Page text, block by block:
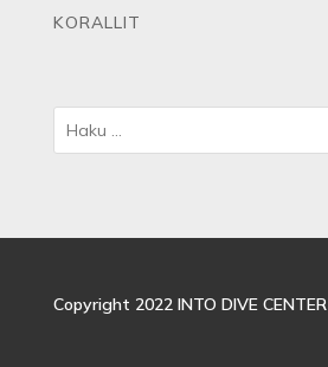
KORALLIT
Copyright 2022 INTO DIVE CENTER